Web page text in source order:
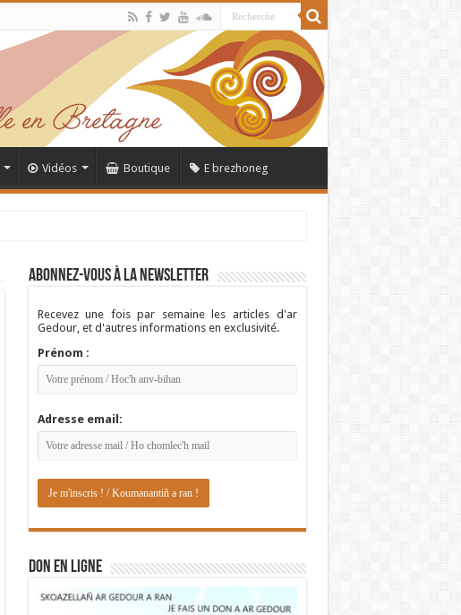
Vidéos Boutique E brezhoneg
Abonnez-vous à la newsletter
Recevez une fois par semaine les articles d'ar
Gedour, et d'autres informations en exclusivité.
Prénom :
Adresse email:
DON EN LIGNE